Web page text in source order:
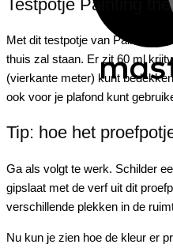
Testpotje Painting
Met dit testpotje van Painting
thuis zal staan. Er zit 60 ml
(vierkante meter) kunt
ook voor je plafond kunt
Tip: hoe het
Ga als volgt te werk. Schilder
gipslaat met de verf uit dit
verschillende plekken in de
Nu kun je zien hoe de kleur er